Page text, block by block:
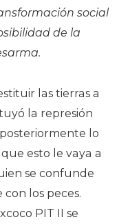
social
de la
las tierras a
la represión
lo
esto le vaya a
se confunde
los peces.
PIT II se